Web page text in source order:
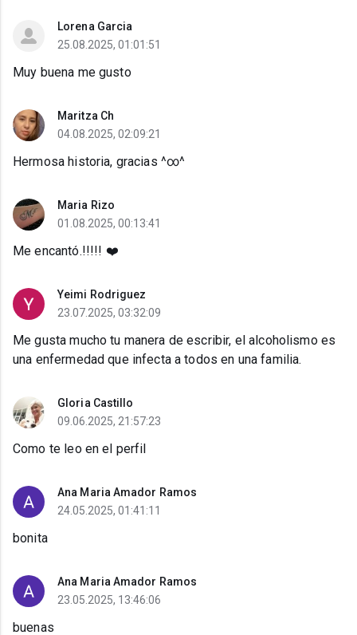
Lorena Garcia
25.08.2025, 01:01:51
Muy buena me gusto
Maritza Ch
04.08.2025, 02:09:21
Hermosa historia, gracias ^∞^
Maria Rizo
01.08.2025, 00:13:41
Me encantó.!!!!! ❤️
Yeimi Rodriguez
23.07.2025, 03:32:09
Me gusta mucho tu manera de escribir, el alcoholismo es
una enfermedad que infecta a todos en una familia.
Gloria Castillo
09.06.2025, 21:57:23
Como te leo en el perfil
Ana Maria Amador Ramos
24.05.2025, 01:41:11
bonita
Ana Maria Amador Ramos
23.05.2025, 13:46:06
buenas